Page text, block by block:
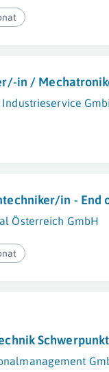
in /
Industrieservice
in - End
Österreich GmbH